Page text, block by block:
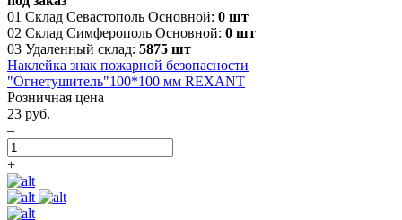
01 Склад Севастополь Основной: 0 шт
02 Склад Симферополь Основной: 0 шт
03 Удаленный склад: 5875 шт
Наклейка знак пожарной безопасности
"Огнетушитель"100*100 мм REXANT
Розничная цена
23 руб.
–
+